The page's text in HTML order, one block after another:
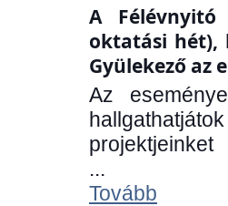
A
oktatási hét),
Gyülekező az
Az
projektjeinket
...
Tovább